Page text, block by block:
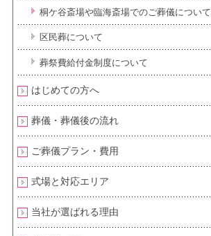
桐ケ谷斎場や臨海斎場でのご葬儀について
区民葬について
葬祭費給付金制度について
はじめての方へ
葬儀・葬儀後の流れ
ご葬儀プラン・費用
式場と対応エリア
当社が選ばれる理由